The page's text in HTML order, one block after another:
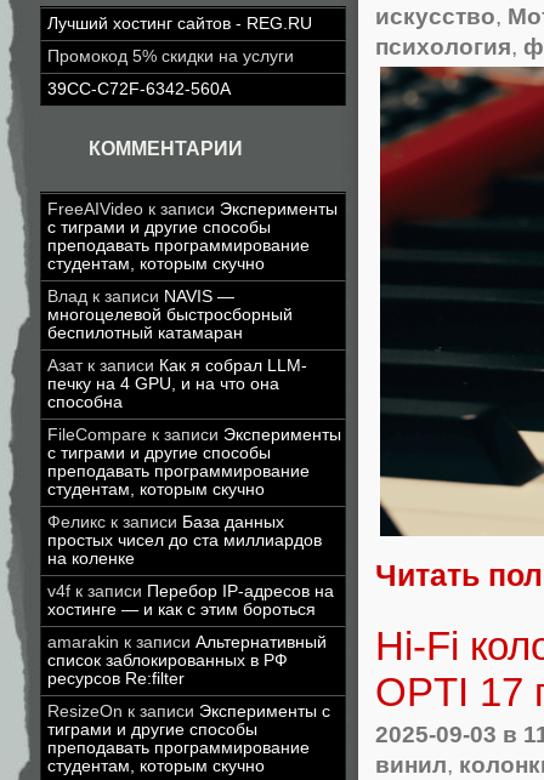
Лучший хостинг сайтов - REG.RU
Промокод 5% скидки на услуги
39CC-C72F-6342-560A
КОММЕНТАРИИ
FreeAIVideo к записи Эксперименты
с тиграми и другие способы
преподавать программирование
студентам, которым скучно
Влад к записи NAVIS —
многоцелевой быстросборный
беспилотный катамаран
Азатк записи Как я собрал LLM-
печку на 4 GPU, и на что она
способна
FileCompare к записи Эксперименты
с тиграми и другие способы
преподавать программирование
студентам, которым скучно
Феликс к записи База данных
простых чисел до ста миллиардов
на коленке
v4f к записи Перебор IP-адресов на
хостинге — и как с этим бороться
amarakin к записи Альтернативный
список заблокированных в РФ
ресурсов Re:filter
ResizeOn к записи Эксперименты с
тиграми и другие способы
преподавать программирование
студентам, которым скучно
искусство,
психология,
Читать
Hi-Fi
OPTI 17
2025-09-03 в
винил,